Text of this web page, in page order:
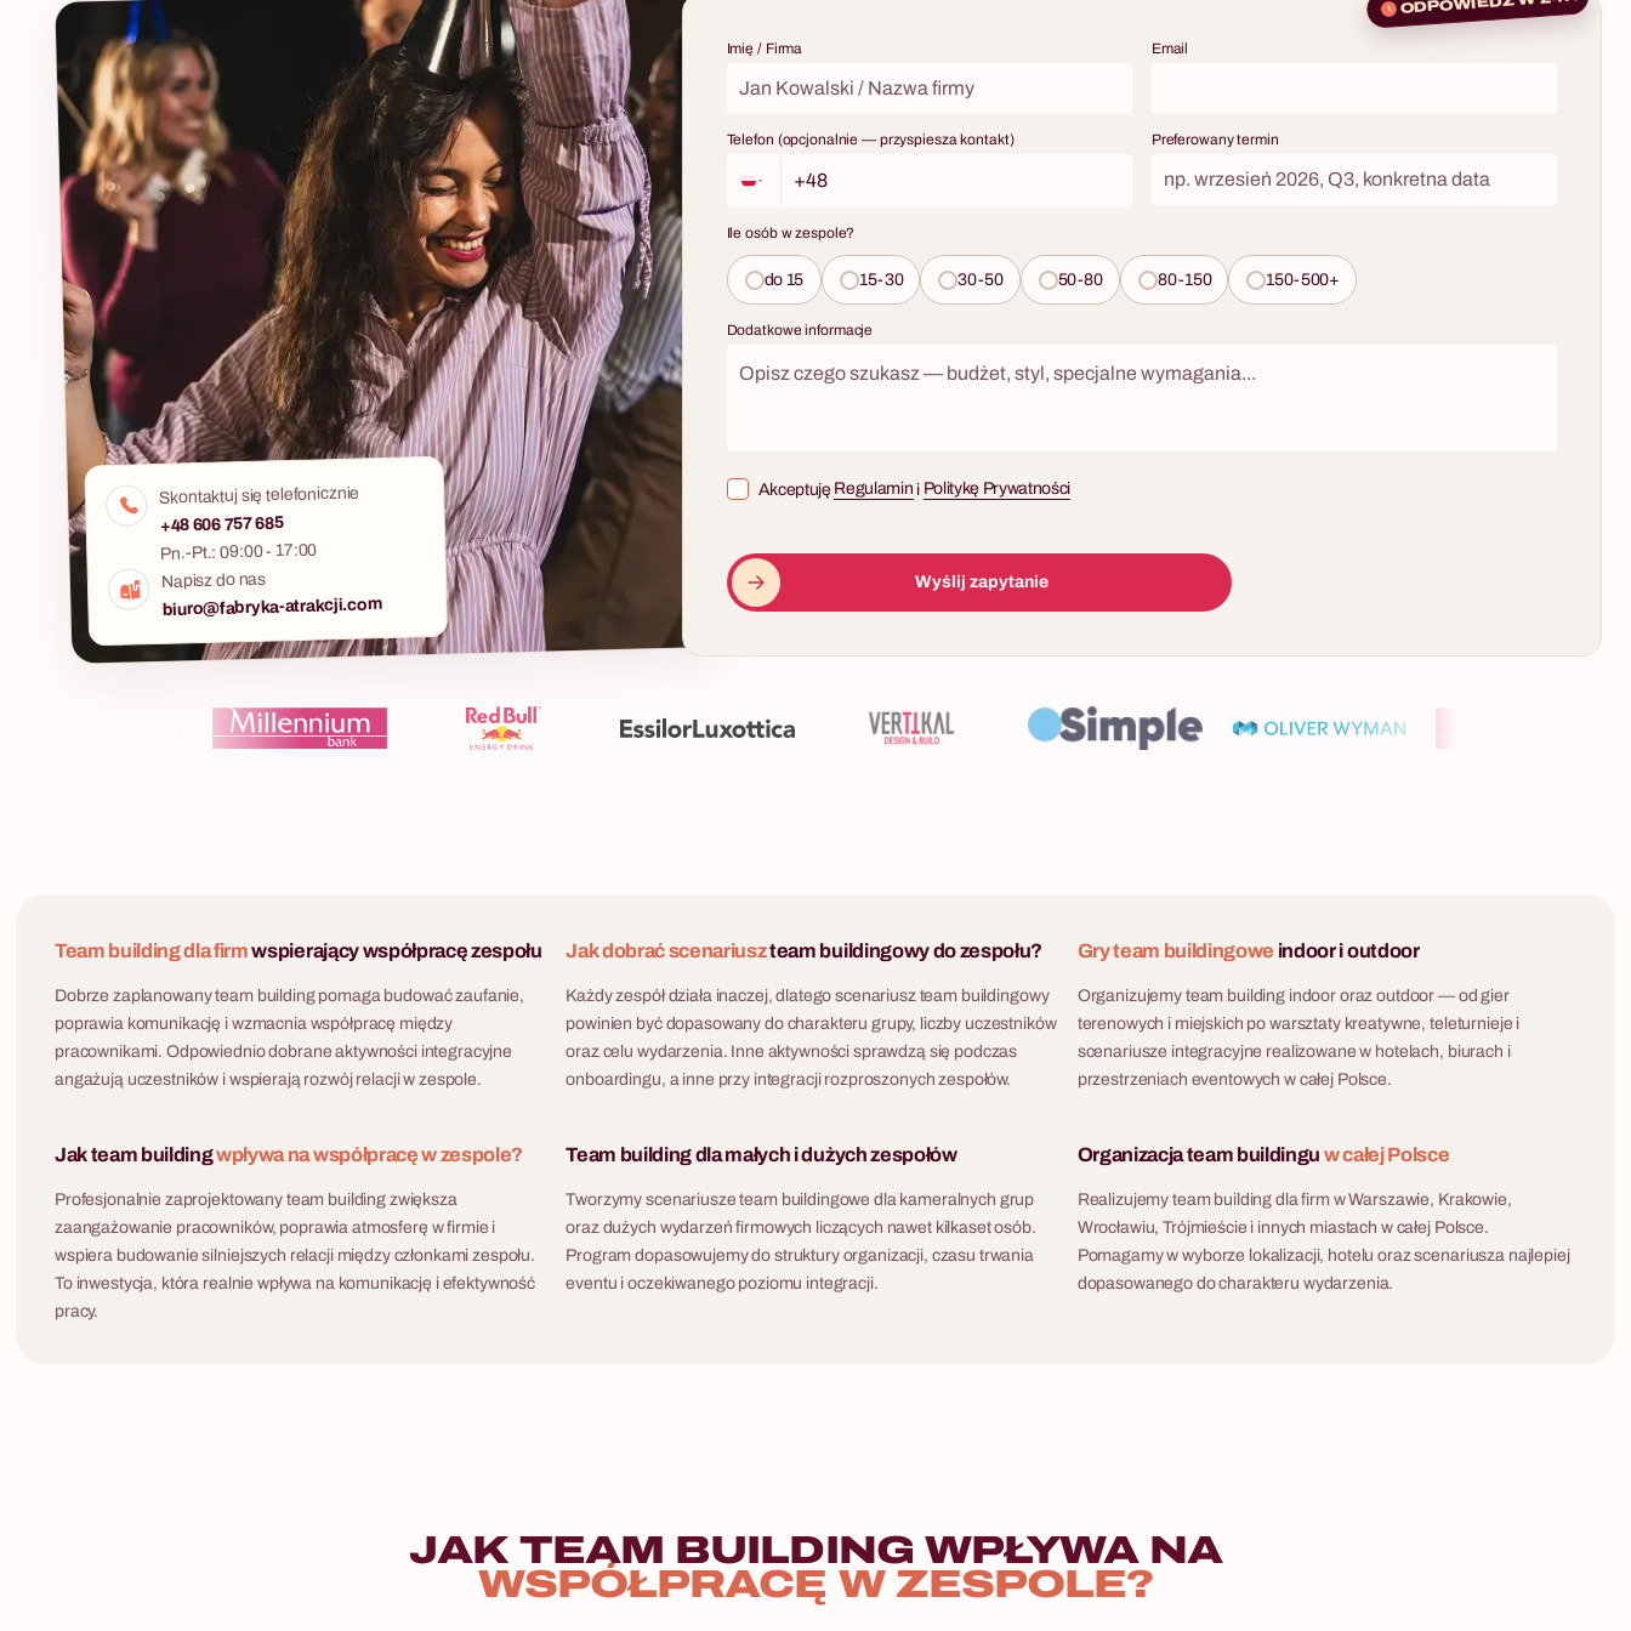
Barman i wspólnie tworzą koktajle — wszystko
pod okiem profesjonalnego barmana
prowadzącego. Każdy uczestnik pracuje na
własnym stanowisku barmańskim, przechodzi
przez trzy rundy nauki technik i koktajli, a całość
kończy się spektakularnym pokazem flair. To
format, który łączy zdrową rywalizację między
drużynami z realną wiedzą, którą uczestnicy
zabierają ze sobą do domu — e-book z
przepisami trafia do każdego po zakończeniu.
Warsztaty dostępne są w wariancie
alkoholowym i bezalkoholowym (mocktails) —
co pozwala dopasować je do każdej grupy bez
wyjątków.
sekret? Każda decyzja zmienia bieg wieczoru.
kompleksowo — lokalizacja, catering, obsługa
fakturze. Format dostępny w języku polskim i
Skontaktuj się telefonicznie
+48 606 757 685
Pn.-Pt.: 09:00 - 17:00
Napisz do nas
biuro@fabryka-atrakcji.com
Imię / Firma Email
Telefon (opcjonalnie — przyspiesza kontakt) Preferowany termin
Ile osób w zespole?
do 15 15-30 30-50 50-80 80-150 150-500+
Dodatkowe informacje
Akceptuję Regulamin i Politykę Prywatności
Wyślij zapytanie
Team building dla firmwspierający współpracę zespołu
Dobrze zaplanowany team building pomaga budować zaufanie,
poprawia komunikację i wzmacnia współpracę między
pracownikami. Odpowiednio dobrane aktywności integracyjne
angażują uczestników i wspierają rozwój relacji w zespole.
Jak dobrać scenariuszteam buildingowy do zespołu?
Każdy zespół działa inaczej, dlatego scenariusz team buildingowy
powinien być dopasowany do charakteru grupy, liczby uczestników
oraz celu wydarzenia. Inne aktywności sprawdzą się podczas
onboardingu, a inne przy integracji rozproszonych zespołów.
Gry team buildingowe indoor i outdoor
Organizujemy team building indoor oraz outdoor — od gier
terenowych i miejskich po warsztaty kreatywne, teleturnieje i
scenariusze integracyjne realizowane w hotelach, biurach i
przestrzeniach eventowych w całej Polsce.
Jak team buildingwpływa na współpracę w zespole?
Profesjonalnie zaprojektowany team building zwiększa
zaangażowanie pracowników, poprawia atmosferę w firmie i
wspiera budowanie silniejszych relacji między członkami zespołu.
To inwestycja, która realnie wpływa na komunikację i efektywność
pracy.
Team building dla małych i dużych zespołów
Tworzymy scenariusze team buildingowe dla kameralnych grup
oraz dużych wydarzeń firmowych liczących nawet kilkaset osób.
Program dopasowujemy do struktury organizacji, czasu trwania
eventu i oczekiwanego poziomu integracji.
Organizacja team buildingu w całej Polsce
Realizujemy team building dla firm w Warszawie, Krakowie,
Wrocławiu, Trójmieście i innych miastach w całej Polsce.
Pomagamy w wyborze lokalizacji, hotelu oraz scenariusza najlepiej
dopasowanego do charakteru wydarzenia.
JAK TEAM BUILDING WPŁYWA NA
WSPÓŁPRACĘ W ZESPOLE?